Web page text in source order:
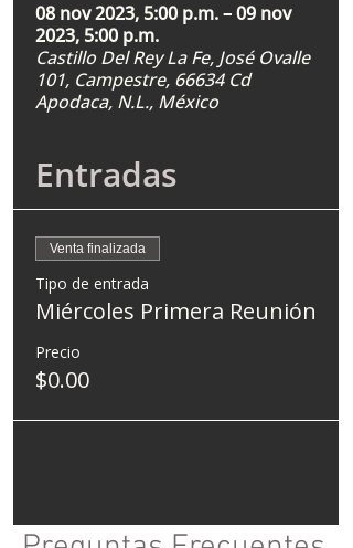
08 nov 2023, 5:00 p.m. – 09 nov
2023, 5:00 p.m.
Castillo Del Rey La Fe, José Ovalle
101, Campestre, 66634 Cd
Apodaca, N.L., México
Entradas
Venta finalizada
Tipo de entrada
Miércoles Primera Reunión
Precio
$0.00